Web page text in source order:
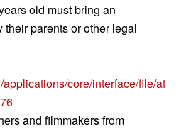
old must bring an
parents or other legal
core/interface/file/at
and filmmakers from